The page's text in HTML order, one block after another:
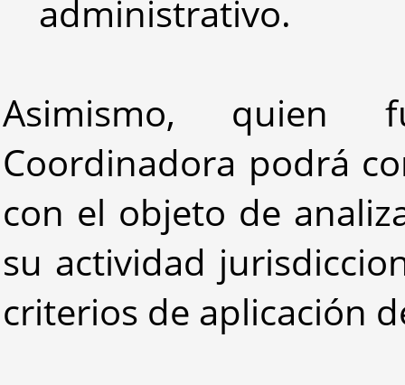
administrativo.
Asimismo, quien
Coordinadora podrá
con el objeto de
su actividad
criterios de aplicación